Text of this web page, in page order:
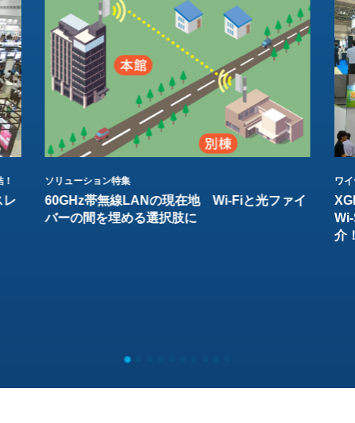
レ
ソリューション特集
60GHz帯無線LANの現在地 Wi-Fiと光ファイ
バーの間を埋める選択肢に
ワ
介